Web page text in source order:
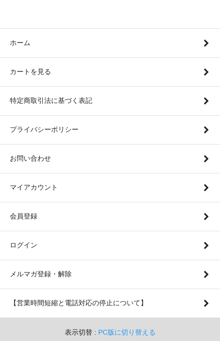
ホーム
カートを見る
特定商取引法に基づく表記
プライバシーポリシー
お問い合わせ
マイアカウント
会員登録
ログイン
メルマガ登録・解除
【営業時間短縮と電話対応の停止について】
表示切替 : PC版に切り替える